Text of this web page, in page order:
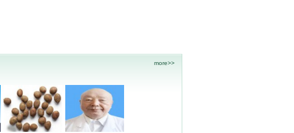
more>>